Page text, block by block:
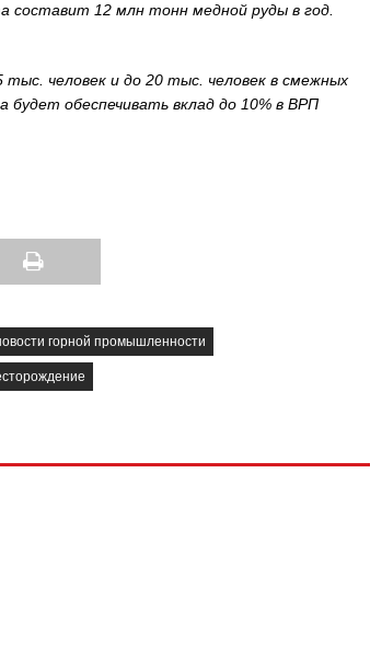
составит 12 млн тонн медной руды в год.
человек и до 20 тыс. человек в смежных
будет обеспечивать вклад до 10% в ВРП
горной промышленности